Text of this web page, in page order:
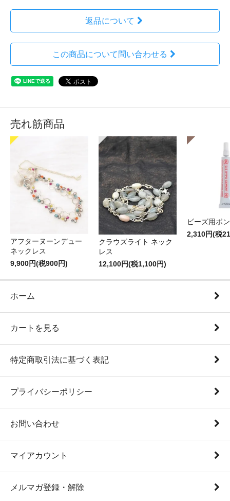
返品について
この商品について問い合わせる
売れ筋商品
アフターヌーンデュー
ネックレス
9,900円(税900円)
クラウズライト ネック
レス
12,100円(税1,100円)
ビーズ用ボ
2,310円(税
ホーム
カートを見る
特定商取引法に基づく表記
プライバシーポリシー
お問い合わせ
マイアカウント
メルマガ登録・解除